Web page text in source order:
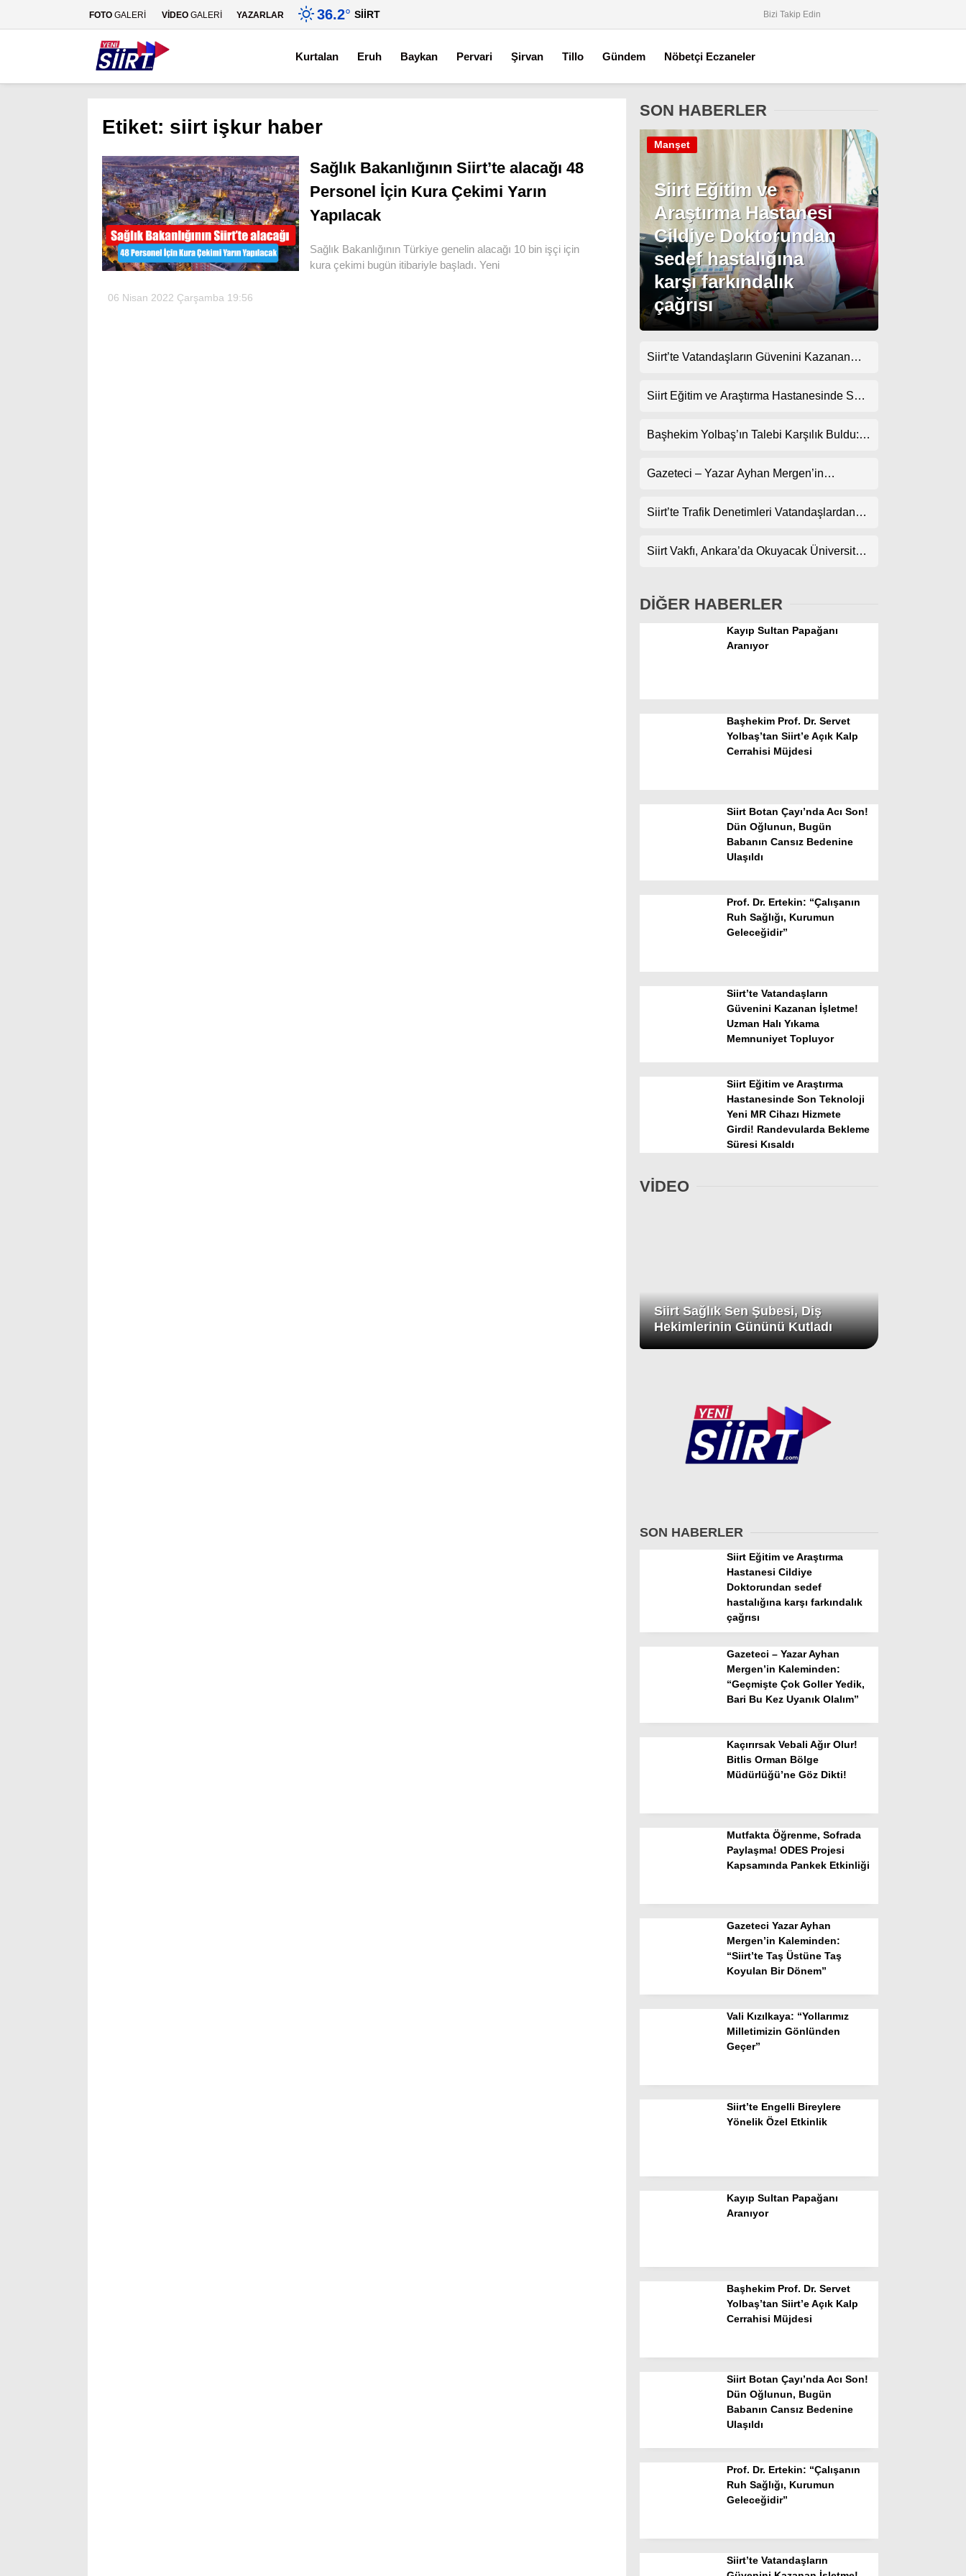
Gündem
Dünya
Spor
Facebook
FOTO GALERİ VİDEO GALERİ YAZARLAR 36.2° SIIRT Bizi Takip Edin
Kurtalan Eruh Baykan Pervari Şirvan Tillo Gündem Nöbetçi Eczaneler
Etiket: siirt işkur haber
Sağlık Bakanlığının Siirt’te alacağı 48
Personel İçin Kura Çekimi Yarın
Yapılacak
Sağlık Bakanlığının Türkiye genelin alacağı 10 bin işçi için
kura çekimi bugün itibariyle başladı. Yeni
06 Nisan 2022 Çarşamba 19:56
SON HABERLER
Siirt Eğitim ve
Araştırma Hastanesi
Cildiye Doktorundan
sedef hastalığına
karşı farkındalık
çağrısı
Manşet
Siirt’te Vatandaşların Güvenini Kazanan
Topluyor
Siirt Eğitim ve Araştırma Hastanesinde Son
Randevularda Bekleme Süresi Kısaldı
Başhekim Yolbaş’ın Talebi Karşılık Buldu:
Gazeteci – Yazar Ayhan Mergen’in
Kuralları”
Siirt’te Trafik Denetimleri Vatandaşlardan
Siirt Vakfı, Ankara’da Okuyacak Üniversite
DİĞER HABERLER
Kayıp Sultan Papağanı
Aranıyor
Başhekim Prof. Dr. Servet
Yolbaş’tan Siirt’e Açık Kalp
Cerrahisi Müjdesi
Siirt Botan Çayı’nda Acı Son!
Dün Oğlunun, Bugün
Babanın Cansız Bedenine
Ulaşıldı
Prof. Dr. Ertekin: “Çalışanın
Ruh Sağlığı, Kurumun
Geleceğidir”
Siirt’te Vatandaşların
Güvenini Kazanan İşletme!
Uzman Halı Yıkama
Memnuniyet Topluyor
Siirt Eğitim ve Araştırma
Hastanesinde Son Teknoloji
Yeni MR Cihazı Hizmete
Girdi! Randevularda Bekleme
Süresi Kısaldı
VİDEO
Siirt Sağlık Sen Şubesi, Diş
Hekimlerinin Gününü Kutladı
SON HABERLER
Siirt Eğitim ve Araştırma
Hastanesi Cildiye
Doktorundan sedef
hastalığına karşı farkındalık
çağrısı
Gazeteci – Yazar Ayhan
Mergen’in Kaleminden:
“Geçmişte Çok Goller Yedik,
Bari Bu Kez Uyanık Olalım”
Kaçırırsak Vebali Ağır Olur!
Bitlis Orman Bölge
Müdürlüğü’ne Göz Dikti!
Mutfakta Öğrenme, Sofrada
Paylaşma! ODES Projesi
Kapsamında Pankek Etkinliği
Gazeteci Yazar Ayhan
Mergen’in Kaleminden:
“Siirt’te Taş Üstüne Taş
Koyulan Bir Dönem”
Vali Kızılkaya: “Yollarımız
Milletimizin Gönlünden
Geçer”
Siirt’te Engelli Bireylere
Yönelik Özel Etkinlik
Kayıp Sultan Papağanı
Aranıyor
Başhekim Prof. Dr. Servet
Yolbaş’tan Siirt’e Açık Kalp
Cerrahisi Müjdesi
Siirt Botan Çayı’nda Acı Son!
Dün Oğlunun, Bugün
Babanın Cansız Bedenine
Ulaşıldı
Prof. Dr. Ertekin: “Çalışanın
Ruh Sağlığı, Kurumun
Geleceğidir”
Siirt’te Vatandaşların